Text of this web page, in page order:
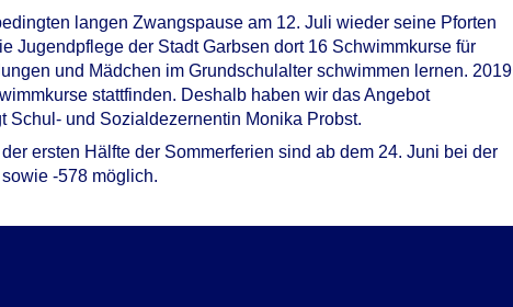
langen Zwangspause am 12. Juli wieder seine Pforten
Jugendpflege der Stadt Garbsen dort 16 Schwimmkurse für
und Mädchen im Grundschulalter schwimmen lernen. 2019
stattfinden. Deshalb haben wir das Angebot
Schul- und Sozialdezernentin Monika Probst.
ersten Hälfte der Sommerferien sind ab dem 24. Juni bei der
-578 möglich.